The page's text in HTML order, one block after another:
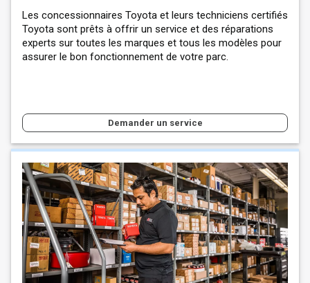
Les concessionnaires Toyota et leurs techniciens certifiés
Toyota sont prêts à offrir un service et des réparations
experts sur toutes les marques et tous les modèles pour
assurer le bon fonctionnement de votre parc.
Demander un service